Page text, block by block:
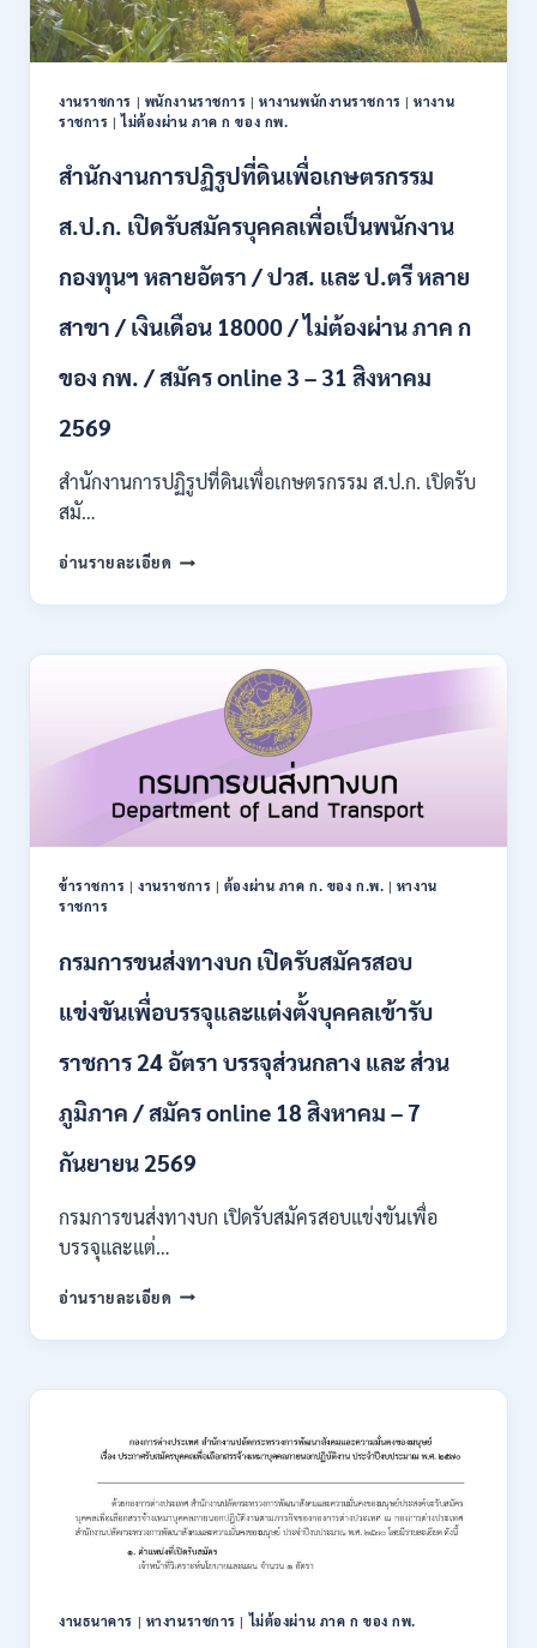
ตำแหน่ง
/
ปวช.
ป.ตรี
หลาย
/
ต้อง
ภาค
ของ
/
–
28780
10
21
2569
งานราชการ | พนักงานราชการ |หางานพนักงานราชการ |หางาน
ราชการ |ไม่ต้องผ่าน ภาค ก ของ กพ.
สำนักงานการปฏิรูปที่ดินเพื่อเกษตรกรรม
ส.ป.ก. เปิดรับสมัครบุคคลเพื่อเป็นพนักงาน
กองทุนฯ หลายอัตรา / ปวส. และ ป.ตรี หลาย
สาขา / เงินเดือน 18000 / ไม่ต้องผ่าน ภาค ก
ของ กพ. / สมัคร online 3 – 31 สิงหาคม
2569
สำนักงานการปฏิรูปที่ดินเพื่อเกษตรกรรม ส.ป.ก. เปิดรับ
สมั…
อ่านรายละเอียด สำนักงาน
ปฏิรูป
เพื่อ
เกษตรกรรม
เปิด
สมัคร
บุคคล
เพื่อ
เป็น
กอง
อัตรา
ปวส.
ป.ตรี
สาขา
เงิน
/
ผ่าน
กพ.
สมัคร
ONLINE
–
31
สิงหาคม
ข้าราชการ |งานราชการ | ต้องผ่าน ภาค ก. ของ ก.พ. | หางาน
ราชการ
กรมการขนส่งทางบก เปิดรับสมัครสอบ
แข่งขันเพื่อบรรจุและแต่งตั้งบุคคลเข้ารับ
ราชการ 24 อัตรา บรรจุส่วนกลาง และ ส่วน
ภูมิภาค / สมัคร online 18 สิงหาคม – 7
กันยายน 2569
กรมการขนส่งทางบก เปิดรับสมัครสอบแข่งขันเพื่อ
บรรจุและแต่…
อ่านรายละเอียด กรม
ขนส่ง
บก
รับ
สมัคร
สอบ
แข่งขัน
เพื่อ
บรรจุ
ตั้ง
งานธนาคาร | หางานราชการ |ไม่ต้องผ่าน ภาค ก ของ กพ.